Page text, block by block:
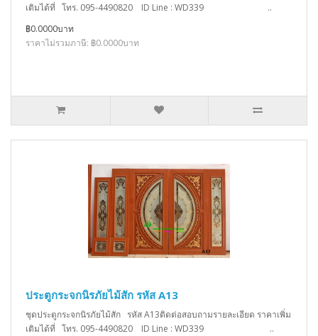
เติมได้ที่ โทร. 095-4490820 ID Line : WD339 ..
฿0.0000บาท
ราคาไม่รวมภาษี: ฿0.0000บาท
ประตูกระจกนิรภัยไม้สัก รหัส A13
ชุดประตูกระจกนิรภัยไม้สัก รหัส A13ติดต่อสอบถามรายละเอียด ราคาเพิ่ม
เติมได้ที่ โทร. 095-4490820 ID Line : WD339 ..